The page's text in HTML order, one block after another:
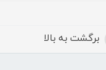
برگشت به بالا